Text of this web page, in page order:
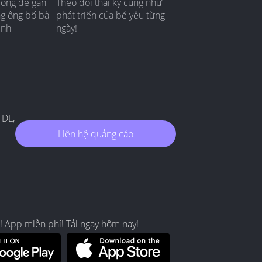
ông bố bà
phát triển của bé yêu từng
ngày!
Liên hệ quảng cáo
App miễn phí! Tải ngay hôm nay!